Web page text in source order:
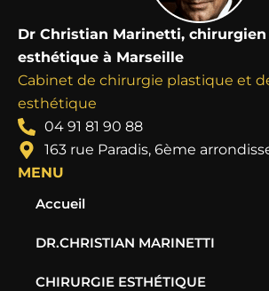
Dr Christian Marinetti,
esthétique à Marseille
Cabinet de chirurgie plastique et
esthétique
04 91 81 90 88
163 rue Paradis, 6ème
MENU
Accueil
DR.CHRISTIAN MARINETTI
CHIRURGIE ESTHÉTIQUE